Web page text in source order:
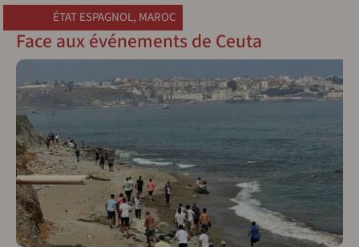
ÉTAT ESPAGNOL, MAROC
Face aux événements de Ceuta